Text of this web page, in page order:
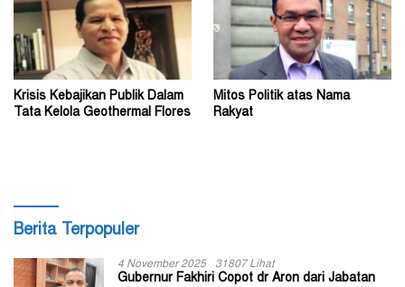
Krisis Kebajikan Publik Dalam
Tata Kelola Geothermal Flores
Mitos Politik atas Nama
Rakyat
Berita Terpopuler
4 November 2025 31807 Lihat
Gubernur Fakhiri Copot dr Aron dari Jabatan